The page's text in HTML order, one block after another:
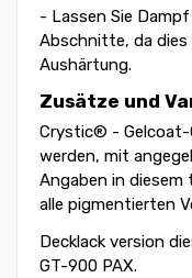
- Lassen Sie
Abschnitte, da dies
Aushärtung.
Zusätze und
Crystic® - Gelcoat-
werden, mit
Angaben in
alle pigmentierten
Decklack version
GT-900 PAX.